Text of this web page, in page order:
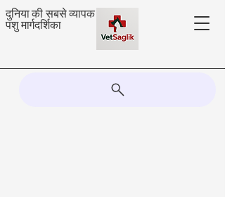
दुनिया की सबसे व्यापक
पशु मार्गदर्शिका